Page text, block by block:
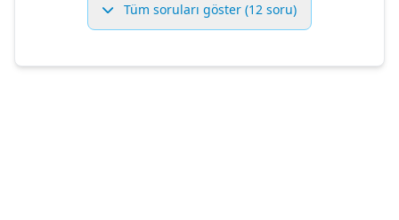
Tüm soruları göster (12 soru)